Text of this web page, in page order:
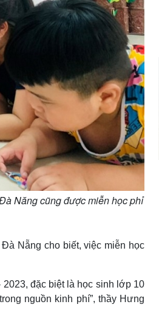
Năng cũng được miễn học phỉ
Nẵng cho biết, việc miễn học
đặc biệt là học sinh lớp 10
nguồn kinh phí”, thầy Hưng